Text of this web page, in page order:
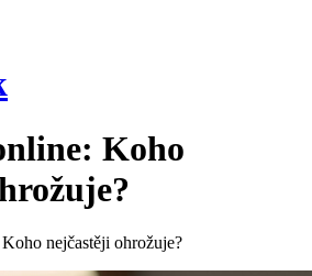
Koho
nejčastěji ohrožuje?